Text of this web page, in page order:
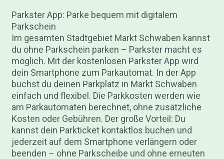
Parkster App: Parke bequem mit digitalem
Parkschein
Im gesamten Stadtgebiet Markt Schwaben kannst
du ohne Parkschein parken – Parkster macht es
möglich. Mit der kostenlosen Parkster App wird
dein Smartphone zum Parkautomat. In der App
buchst du deinen Parkplatz in Markt Schwaben
einfach und flexibel. Die Parkkosten werden wie
am Parkautomaten berechnet, ohne zusätzliche
Kosten oder Gebühren. Der große Vorteil: Du
kannst dein Parkticket kontaktlos buchen und
jederzeit auf dem Smartphone verlängern oder
beenden – ohne Parkscheibe und ohne erneuten